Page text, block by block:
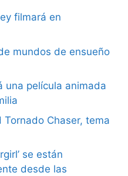
filmará en
mundos de ensueño
una película animada
Tornado Chaser, tema
se están
desde las